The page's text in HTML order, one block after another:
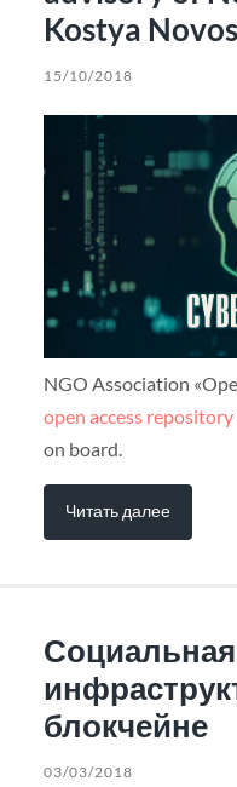
Kostya
15/10/2018
NGO Association
open access repository
on board.
Читать далее
Социальная
блокчейне
03/03/2018